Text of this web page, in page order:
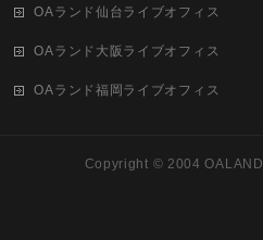
OAランド仙台ライブオフィス
OAランド大阪ライブオフィス
OAランド福岡ライブオフィス
Copyright © 2004 OALAND